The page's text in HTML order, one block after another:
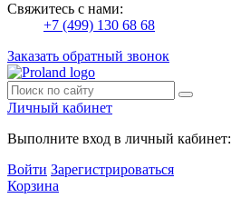
Свяжитесь с нами:
+7 (499) 130 68 68
Заказать обратный звонок
Личный кабинет
Выполните вход в личный кабинет:
Войти Зарегистрироваться
Корзина